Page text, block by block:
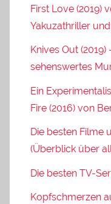
First Love (2019)
Yakuzathriller
Knives Out
sehenswertes
Ein
Fire (2016) von
Die besten Filme
(Überblick über
Die besten TV-
Kopfschmerzen